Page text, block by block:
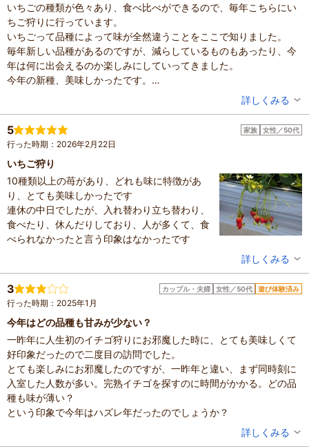
るのに、お腹いっぱいになんかなりません。
同じ時間帯にいた別の家族やカップルも
「あと30分もあるのに食べるのなくない？」
「時期が遅かったのかなー」「これはハズレだったかなー？」
というような声が漏れ聞こえていました。
「入らないでください」と言われたレーンには赤く色づいた大きい
いちごがたくさんあったので、タイミングなのかなぁ…と思いたい
客の入れ過ぎなのか、なんなのか…
リピートはしないで、別のところを探そうと思います。
投稿日：2026年3月14日
いちごの種類が色々あり、食べ比べができるので、毎年こちらにい
ちご狩りに行っています。
いちごって品種によって味が全然違うことをここで知りました。
毎年新しい品種があるのですが、減らしているものもあったり、今
年は何に出会えるのか楽しみにしていってきました。
今年の新種、美味しかったです。
50分間、休憩をしつつのんびりたっぷりいちごを堪能してきまし
滞在時間：1時間未満
人数：3人～5人
家族の内訳：お子様、配偶者
子供の年齢：4～6歳、7～12歳
投稿日：2026年2月24日
詳しくみる
5 家族 女性／50代
行った時期：2026年2月22日
いちご狩り
10種類以上の苺があり、どれも味に特徴があ
り、とても美味しかったです
連休の中日でしたが、入れ替わり立ち替わり、
食べたり、休んだりしており、人が多くて、食
べられなかったと言う印象はなかったです
滞在時間：1～2時間
人数：3人～5人
家族の内訳：お子様、親・祖父母
子供の年齢：13歳以上
投稿日：2026年2月22日
詳しくみる
3 カップル・夫婦 女性／50代 遊び体験済み
行った時期：2025年1月
今年はどの品種も甘みが少ない？
一昨年に人生初のイチゴ狩りにお邪魔した時に、とても美味しくて
好印象だったので二度目の訪問でした。
とても楽しみにお邪魔したのですが、一昨年と違い、まず同時刻に
入室した人数が多い。完熟イチゴを探すのに時間がかかる。どの品
種も味が薄い？
という印象で今年はハズレ年だったのでしょうか？
詳しくみる